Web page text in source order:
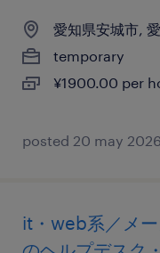
愛知県安城市,
temporary
¥1900.00 per
posted 20 may 2026
it・web系／メ